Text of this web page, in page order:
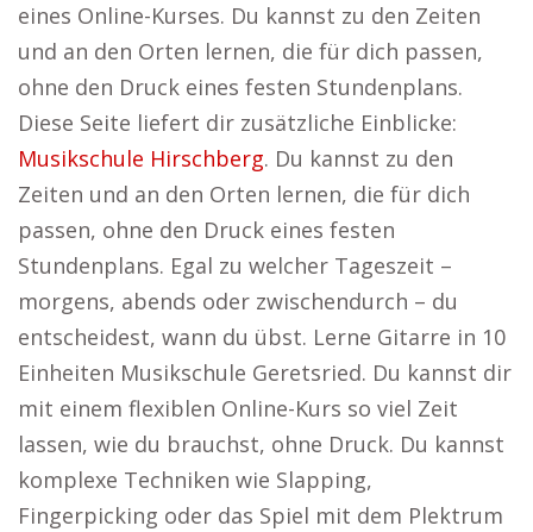
eines Online-Kurses. Du kannst zu den Zeiten
und an den Orten lernen, die für dich passen,
ohne den Druck eines festen Stundenplans.
Diese Seite liefert dir zusätzliche Einblicke:
Musikschule Hirschberg. Du kannst zu den
Zeiten und an den Orten lernen, die für dich
passen, ohne den Druck eines festen
Stundenplans. Egal zu welcher Tageszeit –
morgens, abends oder zwischendurch – du
entscheidest, wann du übst. Lerne Gitarre in 10
Einheiten Musikschule Geretsried. Du kannst dir
mit einem flexiblen Online-Kurs so viel Zeit
lassen, wie du brauchst, ohne Druck. Du kannst
komplexe Techniken wie Slapping,
Fingerpicking oder das Spiel mit dem Plektrum